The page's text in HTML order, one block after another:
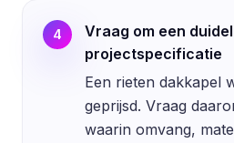
4
Vraag om een
projectspecificatie
Een rieten dakkapel
geprijsd. Vraag
waarin omvang,